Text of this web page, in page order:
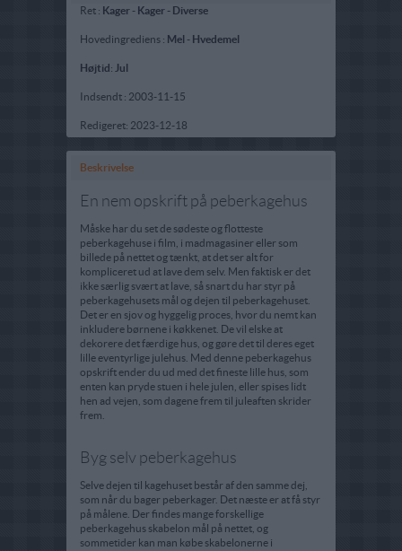
Ret : Kager - Kager - Diverse
Hovedingrediens : Mel - Hvedemel
Højtid : Jul
Indsendt : 2003-11-15
Redigeret: 2023-12-18
Beskrivelse
En nem opskrift på peberkagehus
Måske har du set de sødeste og flotteste
peberkagehuse i film, i madmagasiner eller som
billede på nettet og tænkt, at det ser alt for
kompliceret ud at lave dem selv. Men faktisk er det
ikke særlig svært at lave, så snart du har styr på
peberkagehusets mål og dejen til peberkagehuset.
Det er en sjov og hyggelig proces, hvor du nemt kan
inkludere børnene i køkkenet. De vil elske at
dekorere det færdige hus, og gøre det til deres eget
lille eventyrlige julehus. Med denne peberkagehus
opskrift ender du ud med det fineste lille hus, som
enten kan pryde stuen i hele julen, eller spises lidt
hen ad vejen, som dagene frem til juleaften skrider
frem.
Byg selv peberkagehus
Selve dejen til kagehuset består af den samme dej,
som når du bager peberkager. Det næste er at få styr
på målene. Der findes mange forskellige
peberkagehus skabelon mål på nettet, og
sommetider kan man købe skabelonerne i